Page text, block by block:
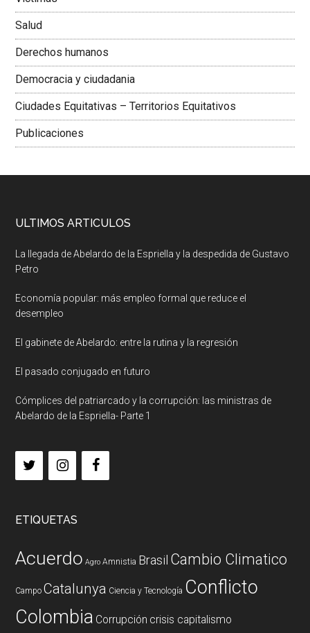
Salud
Derechos humanos
Democracia y ciudadania
Ciudades Equitativas – Territorios Equitativos
Publicaciones
ULTIMOS ARTICULOS
La llegada de Abelardo de la Espriella y la despedida de Gustavo
Petro
Economía popular: más empleo formal que reduce el
desempleo
El gabinete de Abelardo: entre la rutina y la regresión
El pasado conjugado en futuro
Cómplices del patriarcado y la corrupción: las ministras de
Abelardo de la Espriella- Parte 1
ETIQUETAS
Acuerdo Agro Amnistia Brasil Cambio Climatico
Campo Catalunya Ciencia y Tecnología Conflicto
Colombia Corrupción crisis capitalismo